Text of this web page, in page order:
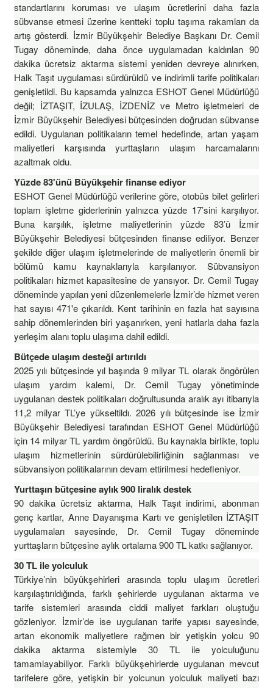
standartlarını koruması ve ulaşım ücretlerini daha fazla
sübvanse etmesi üzerine kentteki toplu taşıma rakamları da
artış gösterdi. İzmir Büyükşehir Belediye Başkanı Dr. Cemil
Tugay döneminde, daha önce uygulamadan kaldırılan 90
dakika ücretsiz aktarma sistemi yeniden devreye alınırken,
Halk Taşıt uygulaması sürdürüldü ve indirimli tarife politikaları
genişletildi. Bu kapsamda yalnızca ESHOT Genel Müdürlüğü
değil; İZTAŞIT, İZULAŞ, İZDENİZ ve Metro işletmeleri de
İzmir Büyükşehir Belediyesi bütçesinden doğrudan sübvanse
edildi. Uygulanan politikaların temel hedefinde, artan yaşam
maliyetleri karşısında yurttaşların ulaşım harcamalarını
azaltmak oldu.
Yüzde 83'ünü Büyükşehir finanse ediyor
ESHOT Genel Müdürlüğü verilerine göre, otobüs bilet gelirleri
toplam işletme giderlerinin yalnızca yüzde 17’sini karşılıyor.
Buna karşılık, işletme maliyetlerinin yüzde 83’ü İzmir
Büyükşehir Belediyesi bütçesinden finanse ediliyor. Benzer
şekilde diğer ulaşım işletmelerinde de maliyetlerin önemli bir
bölümü kamu kaynaklarıyla karşılanıyor. Sübvansiyon
politikaları hizmet kapasitesine de yansıyor. Dr. Cemil Tugay
döneminde yapılan yeni düzenlemelerle İzmir’de hizmet veren
hat sayısı 471'e çıkarıldı. Kent tarihinin en fazla hat sayısına
sahip dönemlerinden biri yaşanırken, yeni hatlarla daha fazla
yerleşim alanı toplu ulaşıma dahil edildi.
Bütçede ulaşım desteği artırıldı
2025 yılı bütçesinde yıl başında 9 milyar TL olarak öngörülen
ulaşım yardım kalemi, Dr. Cemil Tugay yönetiminde
uygulanan destek politikaları doğrultusunda aralık ayı itibarıyla
11,2 milyar TL’ye yükseltildı. 2026 yılı bütçesinde ise İzmir
Büyükşehir Belediyesi tarafından ESHOT Genel Müdürlüğü
için 14 milyar TL yardım öngörüldü. Bu kaynakla birlikte, toplu
ulaşım hizmetlerinin sürdürülebilirliğinin sağlanması ve
sübvansiyon politikalarının devam ettirilmesi hedefleniyor.
Yurttaşın bütçesine aylık 900 liralık destek
90 dakika ücretsiz aktarma, Halk Taşıt indirimi, abonman
genç kartlar, Anne Dayanışma Kartı ve genişletilen İZTAŞIT
uygulamaları sayesinde, Dr. Cemil Tugay döneminde
yurttaşların bütçesine aylık ortalama 900 TL katkı sağlanıyor.
30 TL ile yolculuk
Türkiye’nin büyükşehirleri arasında toplu ulaşım ücretleri
karşılaştırıldığında, farklı şehirlerde uygulanan aktarma ve
tarife sistemleri arasında ciddi maliyet farkları oluştuğu
gözleniyor. İzmir’de ise uygulanan tarife yapısı sayesinde,
artan ekonomik maliyetlere rağmen bir yetişkin yolcu 90
dakika aktarma sistemiyle 30 TL ile yolculuğunu
tamamlayabiliyor. Farklı büyükşehirlerde uygulanan mevcut
tarifelere göre, yetişkin bir yolcunun yolculuk maliyeti bazı